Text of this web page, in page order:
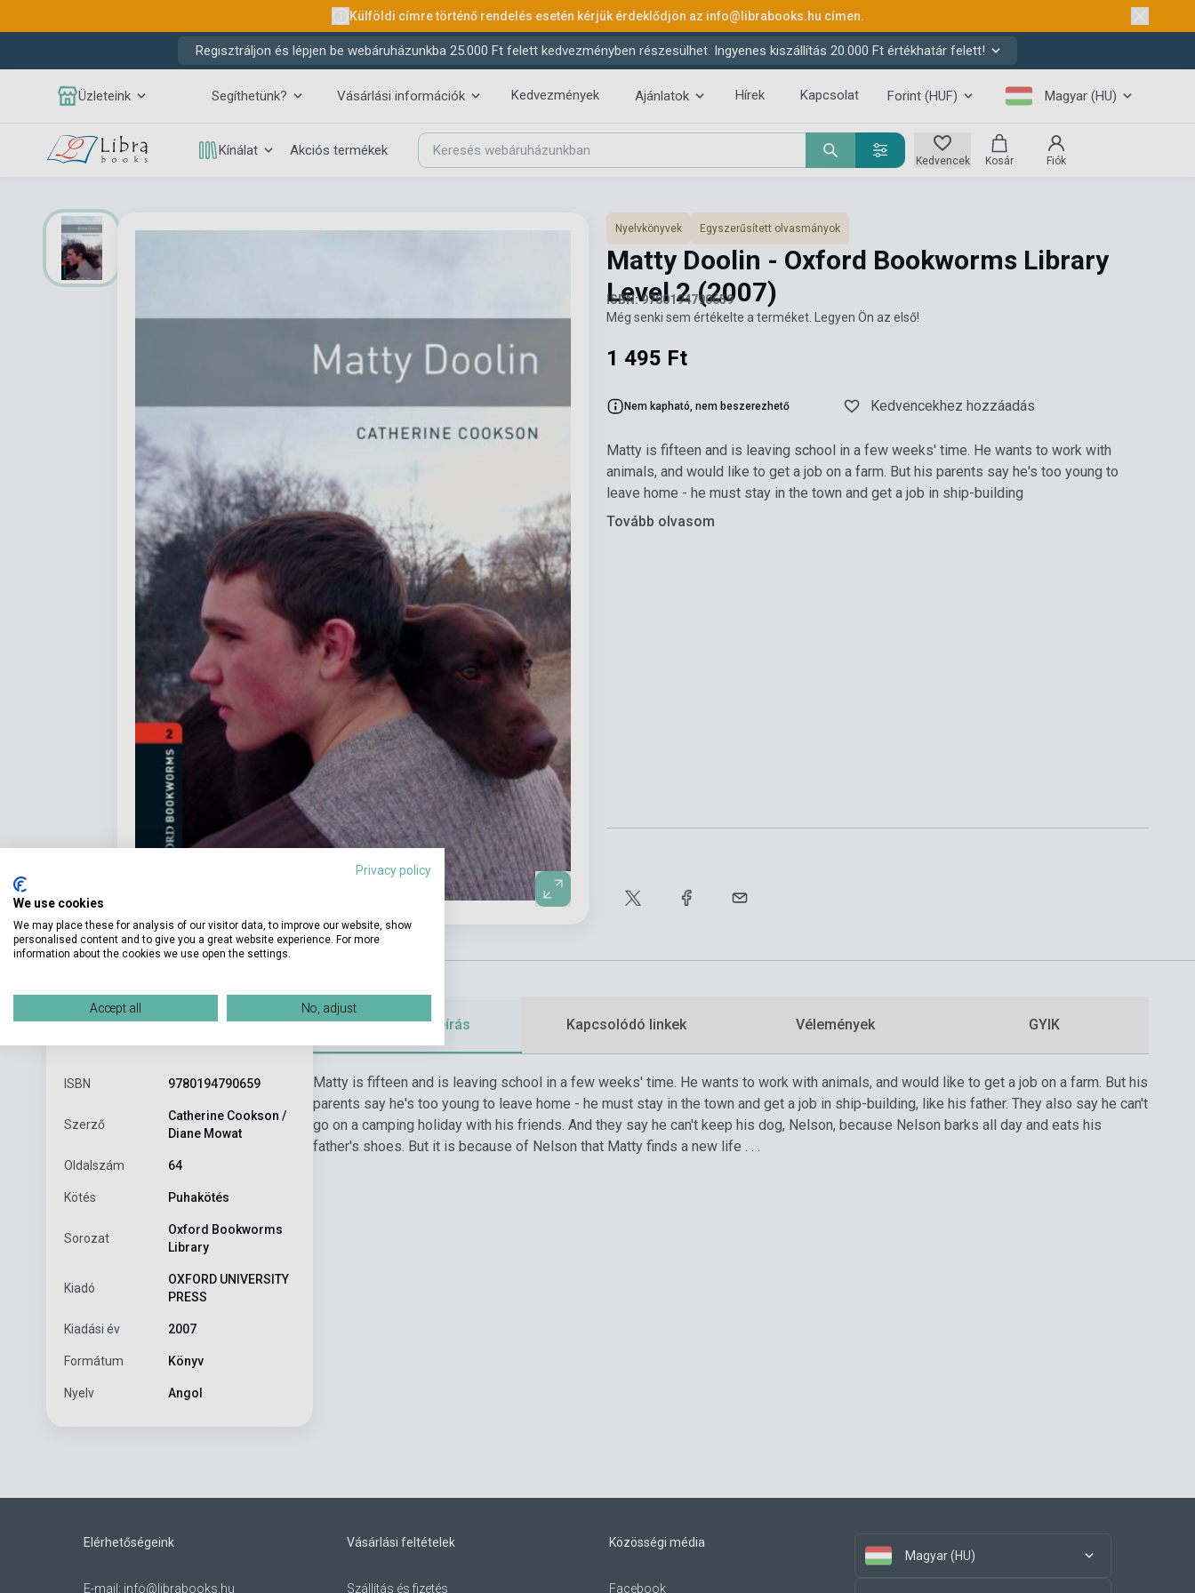
Külföldi címre történő rendelés esetén kérjük érdeklődjön az info@librabooks.hu címen.
Regisztráljon és lépjen be webáruházunkba 25.000 Ft felett kedvezményben részesülhet. Ingyenes kiszállítás 20.000 Ft értékhatár felett!
Üzleteink Segíthetünk? Vásárlási információk Kedvezmények Ajánlatok Hírek Kapcsolat Forint (HUF) Magyar (HU)
Kínálat Akciós termékek
Kedvencek Kosár Fiók
Nyelvkönyvek Egyszerűsített olvasmányok
Matty Doolin - Oxford Bookworms Library
Level 2(2007)
ISBN: 9780194790659
Még senki sem értékelte a terméket. Legyen Ön az első!
1 495 Ft
Nem kapható, nem beszerezhető Kedvencekhez hozzáadás
Matty is fifteen and is leaving school in a few weeks' time. He wants to work with
animals, and would like to get a job on a farm. But his parents say he's too young to
leave home - he must stay in the town and get a job in ship-building
Tovább olvasom
Termékjellemzők
ISBN 9780194790659
Szerző
Catherine Cookson /
Diane Mowat
Oldalszám 64
Kötés Puhakötés
Sorozat
Oxford Bookworms
Library
Kiadó
OXFORD UNIVERSITY
PRESS
Kiadási év 2007
Formátum Könyv
Nyelv Angol
Részletes leírás Kapcsolódó linkek Vélemények GYIK
Matty is fifteen and is leaving school in a few weeks' time. He wants to work with animals, and would like to get a job on a farm. But his
parents say he's too young to leave home - he must stay in the town and get a job in ship-building, like his father. They also say he can't
go on a camping holiday with his friends. And they say he can't keep his dog, Nelson, because Nelson barks all day and eats his
father's shoes. But it is because of Nelson that Matty finds a new life . . .
Elérhetőségeink
E-mail: info@librabooks.hu
Vásárlási feltételek
Szállítás és fizetés
Közösségi média
Facebook
Magyar (HU)
Privacy policy
We use cookies
We may place these for analysis of our visitor data, to improve our website, show
personalised content and to give you a great website experience. For more
information about the cookies we use open the settings.
Accept all No, adjust